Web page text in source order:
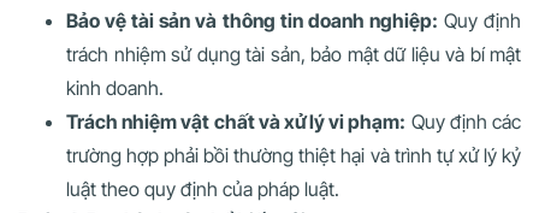
Bảo vệ tài sản và thông tin doanh nghiệp: Quy định
trách nhiệm sử dụng tài sản, bảo mật dữ liệu và bí mật
kinh doanh.
Trách nhiệm vật chất và xử lý vi phạm: Quy định các
trường hợp phải bồi thường thiệt hại và trình tự xử lý kỷ
luật theo quy định của pháp luật.